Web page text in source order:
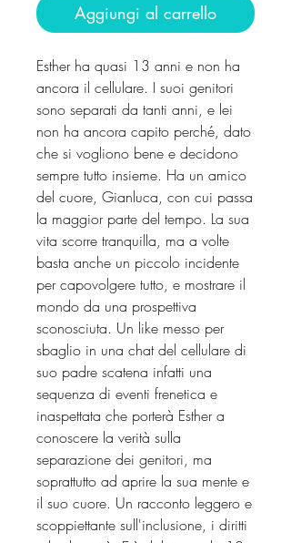
Aggiungi al carrello
Esther ha quasi 13 anni e non ha
ancora il cellulare. I suoi genitori
sono separati da tanti anni, e lei
non ha ancora capito perché, dato
che si vogliono bene e decidono
sempre tutto insieme. Ha un amico
del cuore, Gianluca, con cui passa
la maggior parte del tempo. La sua
vita scorre tranquilla, ma a volte
basta anche un piccolo incidente
per capovolgere tutto, e mostrare il
mondo da una prospettiva
sconosciuta. Un like messo per
sbaglio in una chat del cellulare di
suo padre scatena infatti una
sequenza di eventi frenetica e
inaspettata che porterà Esther a
conoscere la verità sulla
separazione dei genitori, ma
soprattutto ad aprire la sua mente e
il suo cuore. Un racconto leggero e
scoppiettante sull'inclusione, i diritti